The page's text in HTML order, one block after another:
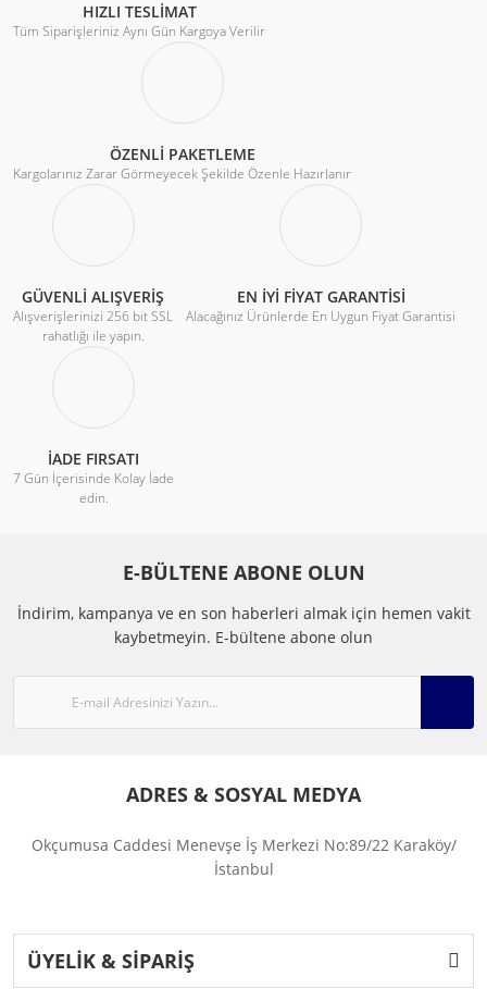
HIZLI TESLİMAT
Tüm Siparişleriniz Aynı Gün Kargoya Verilir
ÖZENLİ PAKETLEME
Kargolarınız Zarar Görmeyecek Şekilde Özenle Hazırlanır
GÜVENLİ ALIŞVERİŞ
Alışverişlerinizi 256 bit SSL
rahatlığı ile yapın.
EN İYİ FİYAT GARANTİSİ
Alacağınız Ürünlerde En Uygun Fiyat Garantisi
İADE FIRSATI
7 Gün İçerisinde Kolay İade
edin.
E-BÜLTENE ABONE OLUN
İndirim, kampanya ve en son haberleri almak için hemen vakit
kaybetmeyin. E-bültene abone olun
ADRES & SOSYAL MEDYA
Okçumusa Caddesi Menevşe İş Merkezi No:89/22 Karaköy/
İstanbul
ÜYELİK & SİPARİŞ